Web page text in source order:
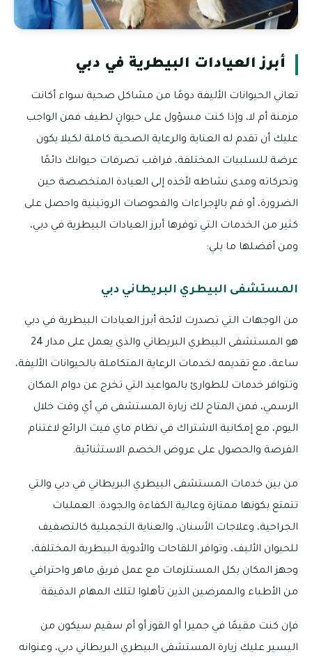
أبرز العيادات البيطرية في دبي
تعاني الحيوانات الأليفة دومًا من مشاكل صحية سواء أكانت
مزمنة أم لا، وإذا كنت مسؤول على حيوانٍ لطيف فمن الواجب
عليك أن تقدم له العناية والرعاية الصحية كاملة لكيلا يكون
عرضة للسلبيات المختلفة، فراقب تصرفات حيوانك دائمًا
وتحركاته ومدى نشاطه لأخذه إلى العيادة المتخصصة حين
الضرورة، أو قم بالإجراءات والفحوصات الروتينية واحصل على
كثير من الخدمات التي توفرها أبرز العيادات البيطرية في دبي،
ومن أفضلها ما يلي:
المستشفى البيطري البريطاني دبي
من الوجهات التي تصدرت لائحة أبرز العيادات البيطرية في دبي
هو المستشفى البيطري البريطاني والذي يعمل على مدار 24
ساعة، مع تقديمه لخدمات الرعاية المتكاملة بالحيوانات الأليفة،
وتتوافر خدمات للطوارئ بالمواعيد التي تخرج عن دوام المكان
الرسمي، فمن المتاح لك زيارة المستشفى في أي وقت خلال
اليوم، مع إمكانية الاشتراك في نظام ماي فيت الرائع لاغتنام
الفرصة والحصول على عروض الخصم الاستثنائية.
من بين خدمات المستشفى البيطري البريطاني في دبي والتي
تتمتع بكونها ممتازة وعالية الكفاءة والجودة: العمليات
الجراحية، وعلاجات الأسنان، والعناية التجميلية كالتصفيف
للحيوان الأليف، وتوافر اللقاحات والأدوية البيطرية المختلفة،
وجهز المكان بكل المستلزمات مع عمل فريق ماهر واحترافي
من الأطباء والممرضين الذين تأهلوا لتلك المهام الدقيقة.
فإن كنت مقيمًا في جميرا أو القوز أو أم سقيم سيكون من
اليسير عليك زيارة المستشفى البيطري البريطاني دبي، وعنوانه